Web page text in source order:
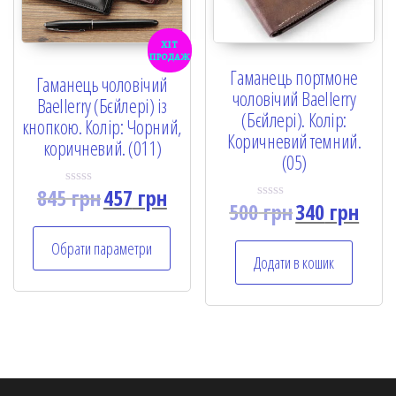
хіт
продаж
Гаманець чоловічий
Baellerry (Бєйлері) із
кнопкою. Колір: Чорний,
коричневий. (011)
R
a
d
0
o
u
845грн457 грн
Обрати параметри
Гаманець портмоне
чоловічий Baellerry
(Бєйлері). Колір:
Коричневий темний.
(05)
R
d
0
o
u
500грн340 грн
Додати в кошик